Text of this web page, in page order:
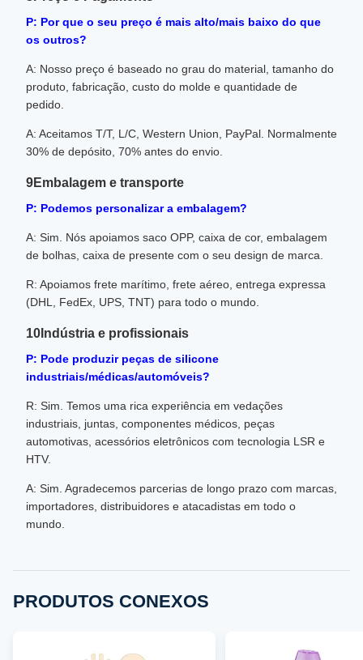
P: Por que o seu preço é mais alto/mais baixo do que
os outros?
A: Nosso preço é baseado no grau do material, tamanho do
produto, fabricação, custo do molde e quantidade de
pedido.
A: Aceitamos T/T, L/C, Western Union, PayPal. Normalmente
30% de depósito, 70% antes do envio.
9Embalagem e transporte
P: Podemos personalizar a embalagem?
A: Sim. Nós apoiamos saco OPP, caixa de cor, embalagem
de bolhas, caixa de presente com o seu design de marca.
R: Apoiamos frete marítimo, frete aéreo, entrega expressa
(DHL, FedEx, UPS, TNT) para todo o mundo.
10Indústria e profissionais
P: Pode produzir peças de silicone
industriais/médicas/automóveis?
R: Sim. Temos uma rica experiência em vedações
industriais, juntas, componentes médicos, peças
automotivas, acessórios eletrônicos com tecnologia LSR e
HTV.
A: Sim. Agradecemos parcerias de longo prazo com marcas,
importadores, distribuidores e atacadistas em todo o
mundo.
PRODUTOS CONEXOS